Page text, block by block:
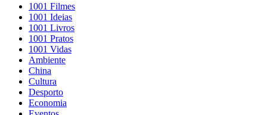
1001 Filmes
1001 Ideias
1001 Livros
1001 Pratos
1001 Vidas
Ambiente
China
Cultura
Desporto
Economia